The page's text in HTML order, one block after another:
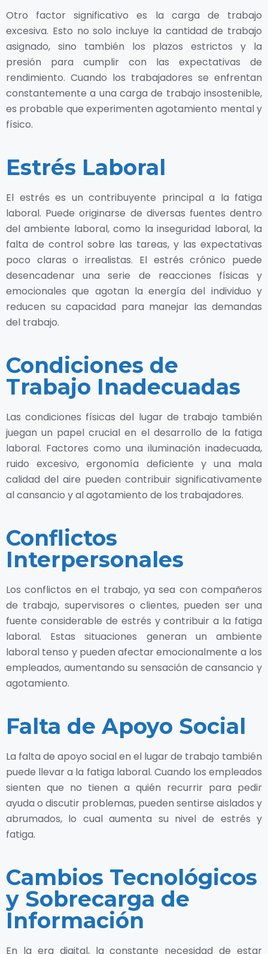
Otro factor significativo es la carga de trabajo
excesiva. Esto no solo incluye la cantidad de trabajo
asignado, sino también los plazos estrictos y la
presión para cumplir con las expectativas de
rendimiento. Cuando los trabajadores se enfrentan
constantemente a una carga de trabajo insostenible,
es probable que experimenten agotamiento mental y
físico.
Estrés Laboral
El estrés es un contribuyente principal a la fatiga
laboral. Puede originarse de diversas fuentes dentro
del ambiente laboral, como la inseguridad laboral, la
falta de control sobre las tareas, y las expectativas
poco claras o irrealistas. El estrés crónico puede
desencadenar una serie de reacciones físicas y
emocionales que agotan la energía del individuo y
reducen su capacidad para manejar las demandas
del trabajo.
Condiciones de
Trabajo Inadecuadas
Las condiciones físicas del lugar de trabajo también
juegan un papel crucial en el desarrollo de la fatiga
laboral. Factores como una iluminación inadecuada,
ruido excesivo, ergonomía deficiente y una mala
calidad del aire pueden contribuir significativamente
al cansancio y al agotamiento de los trabajadores.
Conflictos
Interpersonales
Los conflictos en el trabajo, ya sea con compañeros
de trabajo, supervisores o clientes, pueden ser una
fuente considerable de estrés y contribuir a la fatiga
laboral. Estas situaciones generan un ambiente
laboral tenso y pueden afectar emocionalmente a los
empleados, aumentando su sensación de cansancio y
agotamiento.
Falta de Apoyo Social
La falta de apoyo social en el lugar de trabajo también
puede llevar a la fatiga laboral. Cuando los empleados
sienten que no tienen a quién recurrir para pedir
ayuda o discutir problemas, pueden sentirse aislados y
abrumados, lo cual aumenta su nivel de estrés y
fatiga.
Cambios Tecnológicos
y Sobrecarga de
Información
En la era digital, la constante necesidad de estar